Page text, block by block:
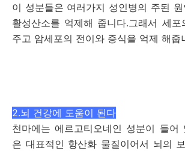
이 성분들은 여러가지 성인병의 주된
활성산소를 억제해 줍니다.그래서 세
주고 암세포의 전이와 증식을 억제 해줍
2.뇌 건강에 도움이 된다
천마에는 에르고티오네인 성분이 들어
은 대표적인 항산화 물질이어서 뇌의